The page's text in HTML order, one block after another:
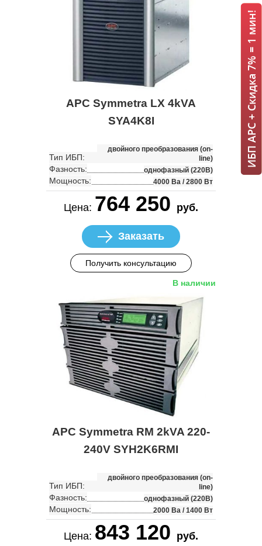
APC Symmetra LX 4kVA
SYA4K8I
Тип ИБП:
двойного преобразования (on-
line)
Фазность: однофазный (220В)
Мощность: 4000 Ва / 2800 Вт
Цена: 764 250 руб.
Заказать
Получить консультацию
В наличии
APC Symmetra RM 2kVA 220-
240V SYH2K6RMI
Тип ИБП:
двойного преобразования (on-
line)
Фазность: однофазный (220В)
Мощность: 2000 Ва / 1400 Вт
Цена: 843 120 руб.
ИБП APC + Скидка 7% = 1 мин!